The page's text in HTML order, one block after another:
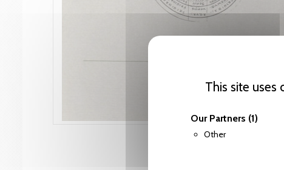
This site
Our Partners (1)
Other